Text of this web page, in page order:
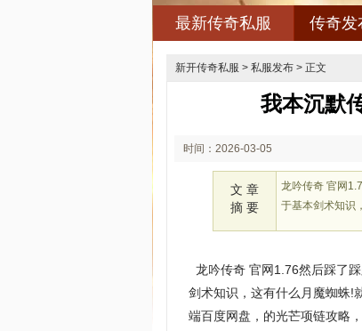
最新传奇私服 传奇发
新开传奇私服 > 私服发布 > 正文
我本沉默
时间：2026-03-05
文 章
摘 要
龙吟传奇 官网
于基本剑术知识
龙吟传奇 官网1.76然后踩了
剑术知识，这有什么月魔蜘蛛!
端百度网盘，的光芒项链攻略